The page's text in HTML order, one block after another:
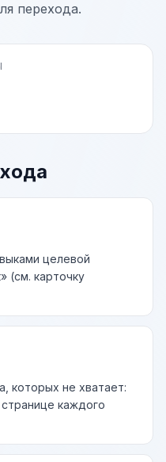
перехода.
целевой
(см. карточку
которых не хватает:
каждого